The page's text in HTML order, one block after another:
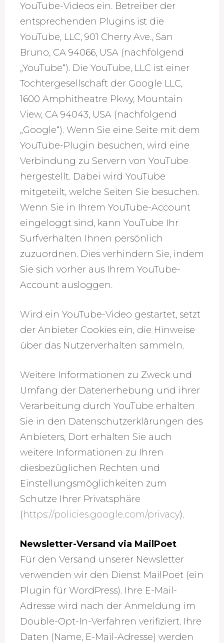
YouTube-Videos ein. Betreiber der
entsprechenden Plugins ist die
YouTube, LLC, 901 Cherry Ave., San
Bruno, CA 94066, USA (nachfolgend
„YouTube“). Die YouTube, LLC ist einer
Tochtergesellschaft der Google LLC,
1600 Amphitheatre Pkwy, Mountain
View, CA 94043, USA (nachfolgend
„Google“). Wenn Sie eine Seite mit dem
YouTube-Plugin besuchen, wird eine
Verbindung zu Servern von YouTube
hergestellt. Dabei wird YouTube
mitgeteilt, welche Seiten Sie besuchen.
Wenn Sie in Ihrem YouTube-Account
eingeloggt sind, kann YouTube Ihr
Surfverhalten Ihnen persönlich
zuzuordnen. Dies verhindern Sie, indem
Sie sich vorher aus Ihrem YouTube-
Account ausloggen.
Wird ein YouTube-Video gestartet, setzt
der Anbieter Cookies ein, die Hinweise
über das Nutzerverhalten sammeln.
Weitere Informationen zu Zweck und
Umfang der Datenerhebung und ihrer
Verarbeitung durch YouTube erhalten
Sie in den Datenschutzerklärungen des
Anbieters, Dort erhalten Sie auch
weitere Informationen zu Ihren
diesbezüglichen Rechten und
Einstellungsmöglichkeiten zum
Schutze Ihrer Privatsphäre
(https://policies.google.com/privacy).
Newsletter-Versand via MailPoet
Für den Versand unserer Newsletter
verwenden wir den Dienst MailPoet (ein
Plugin für WordPress). Ihre E-Mail-
Adresse wird nach der Anmeldung im
Double-Opt-In-Verfahren verifiziert. Ihre
Daten (Name, E-Mail-Adresse) werden